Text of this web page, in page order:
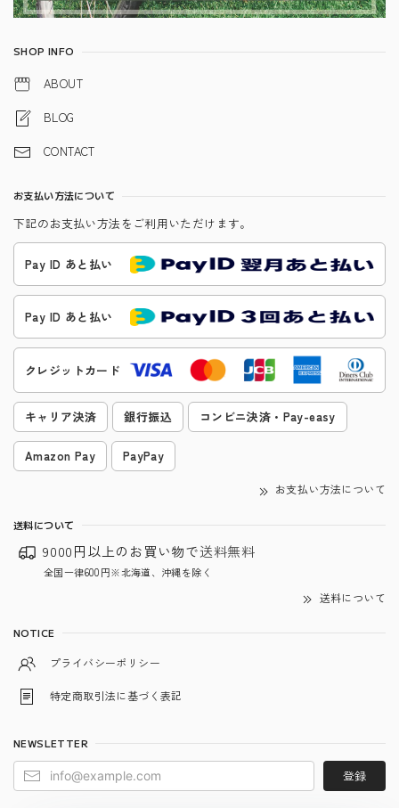
SHOP INFO
ABOUT
BLOG
CONTACT
お支払い方法について
下記のお支払い方法をご利用いただけます。
Pay ID あと払い
Pay ID あと払い
クレジットカード
キャリア決済 銀行振込 コンビニ決済・Pay-easy
Amazon Pay PayPay
お支払い方法について
送料について
9000円以上のお買い物で送料無料
全国一律600円※北海道、沖縄を除く
送料について
NOTICE
プライバシーポリシー
特定商取引法に基づく表記
NEWSLETTER
登録